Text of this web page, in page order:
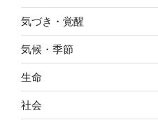
気づき・覚醒
気候・季節
生命
社会